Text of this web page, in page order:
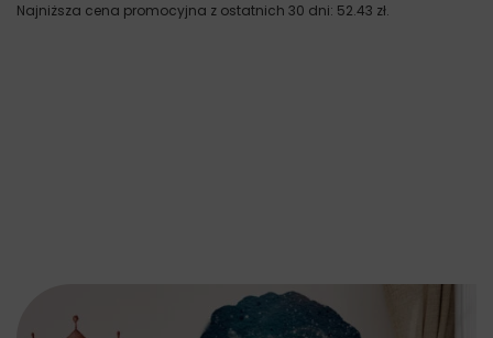
Najniższa cena promocyjna z ostatnich 30 dni: 52.43 zł.